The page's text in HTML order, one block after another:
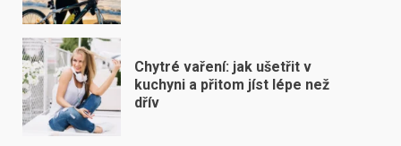
Chytré vaření: jak ušetřit v
kuchyni a přitom jíst lépe než
dřív